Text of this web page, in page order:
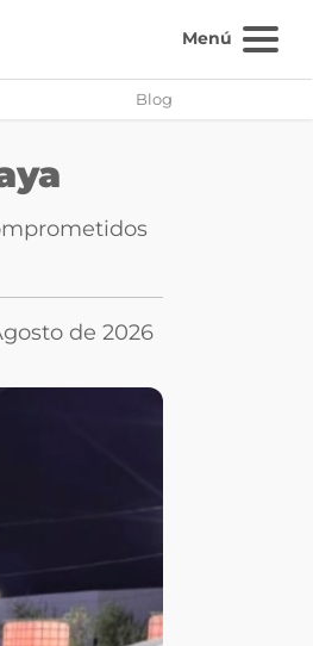
Menú
Blog
de 2026